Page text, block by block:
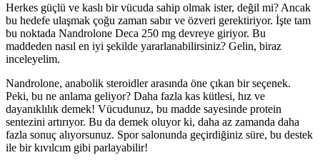
Herkes güçlü ve kaslı bir vücuda sahip olmak ister, değil mi? Ancak
bu hedefe ulaşmak çoğu zaman sabır ve özveri gerektiriyor. İşte tam
bu noktada Nandrolone Deca 250 mg devreye giriyor. Bu
maddeden nasıl en iyi şekilde yararlanabilirsiniz? Gelin, biraz
inceleyelim.
Nandrolone, anabolik steroidler arasında öne çıkan bir seçenek.
Peki, bu ne anlama geliyor? Daha fazla kas kütlesi, hız ve
dayanıklılık demek! Vücudunuz, bu madde sayesinde protein
sentezini artırıyor. Bu da demek oluyor ki, daha az zamanda daha
fazla sonuç alıyorsunuz. Spor salonunda geçirdiğiniz süre, bu destek
ile bir kıvılcım gibi parlayabilir!